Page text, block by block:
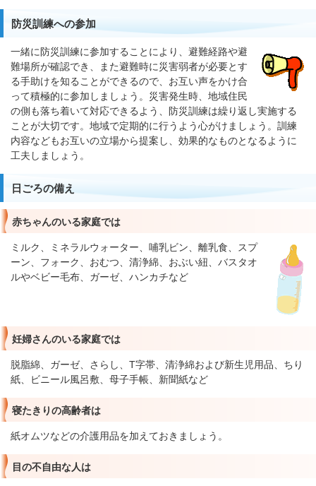
防災訓練への参加
一緒に防災訓練に参加することにより、避難経路や避
難場所が確認でき、また避難時に災害弱者が必要とす
る手助けを知ることができるので、お互い声をかけ合
って積極的に参加しましょう。災害発生時、地域住民
の側も落ち着いて対応できるよう、防災訓練は繰り返し実施する
ことが大切です。地域で定期的に行うよう心がけましょう。訓練
内容などもお互いの立場から提案し、効果的なものとなるように
工夫しましょう。
日ごろの備え
赤ちゃんのいる家庭では
ミルク、ミネラルウォーター、哺乳ビン、離乳食、スプ
ーン、フォーク、おむつ、清浄綿、おぶい紐、バスタオ
ルやベビー毛布、ガーゼ、ハンカチなど
妊婦さんのいる家庭では
脱脂綿、ガーゼ、さらし、T字帯、清浄綿および新生児用品、ちり
紙、ビニール風呂敷、母子手帳、新聞紙など
寝たきりの高齢者は
紙オムツなどの介護用品を加えておきましょう。
目の不自由な人は